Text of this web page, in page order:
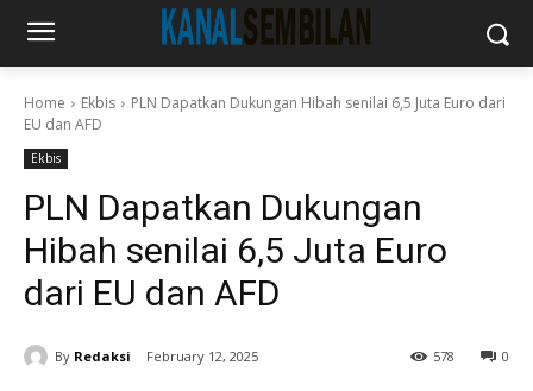
Home Ekbis
PLN Dapatkan Dukungan Hibah senilai 6,5 Juta Euro dari
EU dan AFD
Ekbis
PLN Dapatkan Dukungan
Hibah senilai 6,5 Juta Euro
dari EU dan AFD
By Redaksi February 12, 2025 0
578